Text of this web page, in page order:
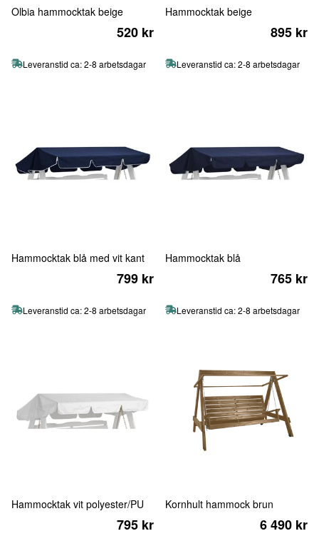
Olbia hammocktak beige
520 kr
Leveranstid ca: 2-8 arbetsdagar
Hammocktak beige
895 kr
Leveranstid ca: 2-8 arbetsdagar
Hammocktak blå med vit kant
799 kr
Leveranstid ca: 2-8 arbetsdagar
Hammocktak blå
765 kr
Leveranstid ca: 2-8 arbetsdagar
Hammocktak vit polyester/PU
795 kr
Kornhult hammock brun
6 490 kr